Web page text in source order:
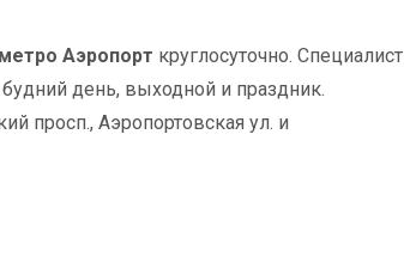
Аэропорт круглосуточно. Специалист
день, выходной и праздник.
просп., Аэропортовская ул. и